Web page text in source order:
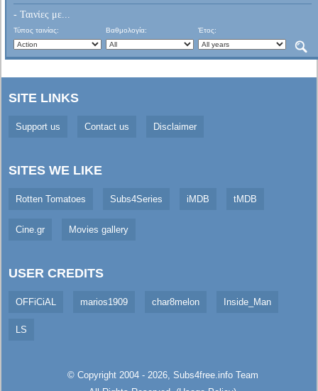
- Ταινίες με...
Τύπος ταινίας: Βαθμολογία: Έτος:
SITE LINKS
Support us Contact us Disclaimer
SITES WE LIKE
Rotten Tomatoes Subs4Series iMDB tMDB
Cine.gr Movies gallery
USER CREDITS
OFFiCiAL marios1909 char8melon Inside_Man
LS
© Copyright 2004 - 2026, Subs4free.infoTeam